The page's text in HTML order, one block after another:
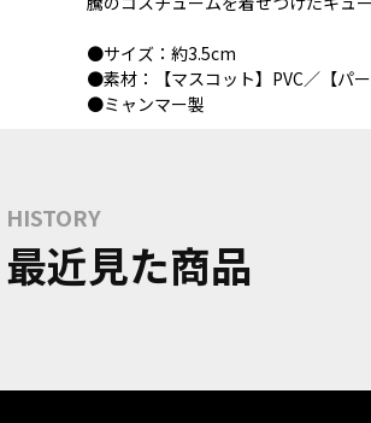
●サイズ：約3.5cm
●素材：【マスコット】PVC／【パ
●ミャンマー製
HISTORY
最近見た商品